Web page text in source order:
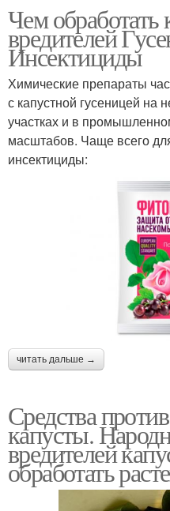
Чем обработать
вредителей
Инсектициды
Химические препараты
с капустной гусеницей на
участках и в
масштабов. Чаще всего
инсектициды:
читать дальше →
Средства
капусты.
вредителей
обработать